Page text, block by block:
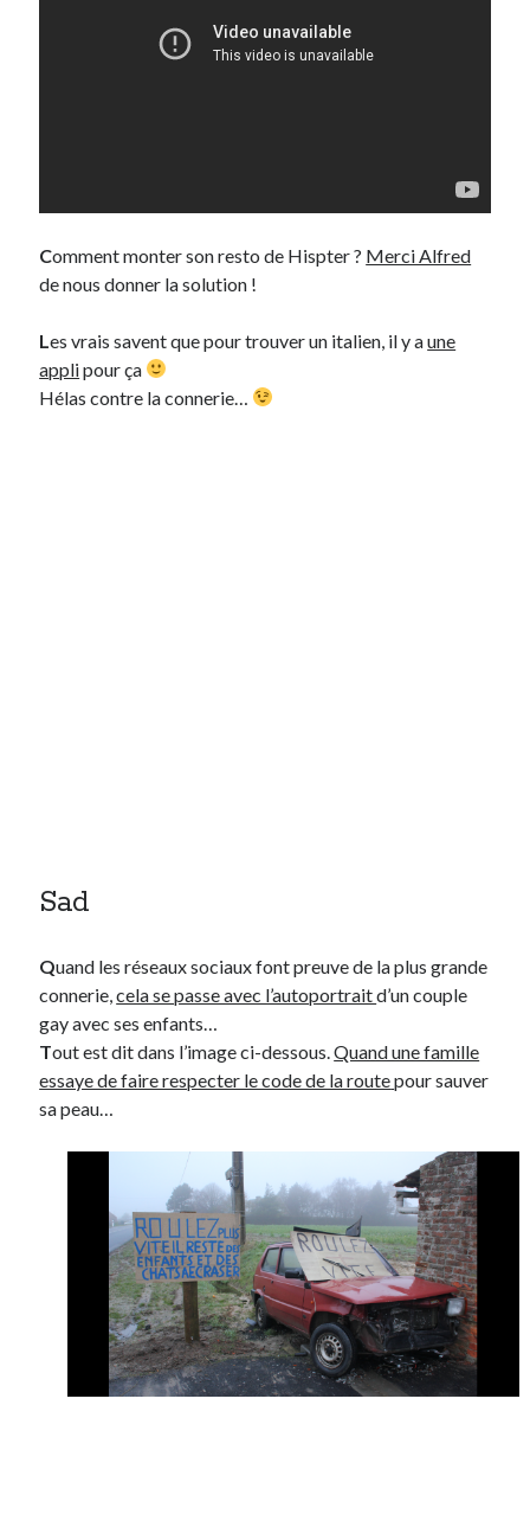
Comment monter son resto de Hispter ? Merci Alfred
de nous donner la solution !
Les vrais savent que pour trouver un italien, il y aune
applipour ça
Hélas contre la connerie…
Sad
Quand les réseaux sociaux font preuve de la plus grande
connerie,cela se passe avec l’autoportraitd’un couple
gay avec ses enfants…
Tout est dit dans l’image ci-dessous.Quand une famille
essaye de faire respecter le code de la routepour sauver
sa peau…